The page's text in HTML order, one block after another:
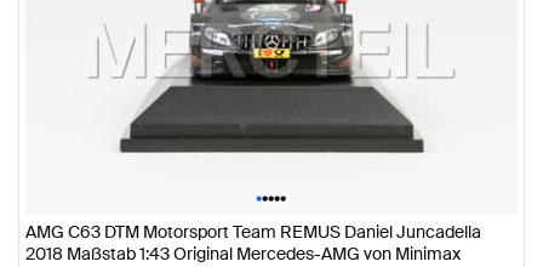
•••••
AMG C63 DTM Motorsport Team REMUS Daniel Juncadella
2018 Maßstab 1:43 Original Mercedes-AMG von Minimax